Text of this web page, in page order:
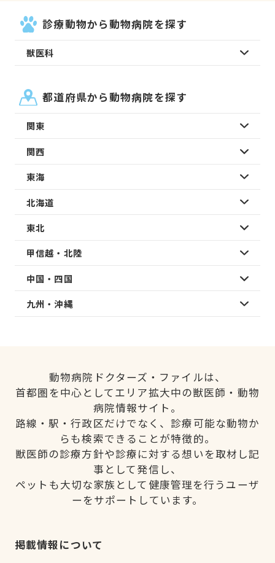
診療動物から動物病院を探す
獣医科
都道府県から動物病院を探す
関東
関西
東海
北海道
東北
甲信越・北陸
中国・四国
九州・沖縄
動物病院ドクターズ・ファイルは、
首都圏を中心としてエリア拡大中の獣医師・動物
病院情報サイト。
路線・駅・行政区だけでなく、診療可能な動物か
らも検索できることが特徴的。
獣医師の診療方針や診療に対する想いを取材し記
事として発信し、
ペットも大切な家族として健康管理を行うユーザ
ーをサポートしています。
掲載情報について